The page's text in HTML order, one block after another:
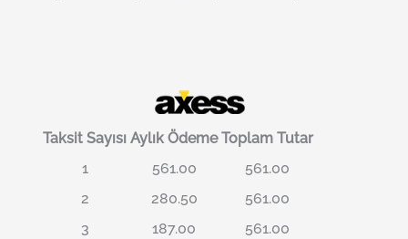
Taksit Sayısı Aylık Ödeme Toplam Tutar
1
561.00
561.00
2
280.50
561.00
3
187.00
561.00